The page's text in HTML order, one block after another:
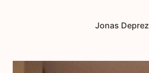
Jonas Deprez